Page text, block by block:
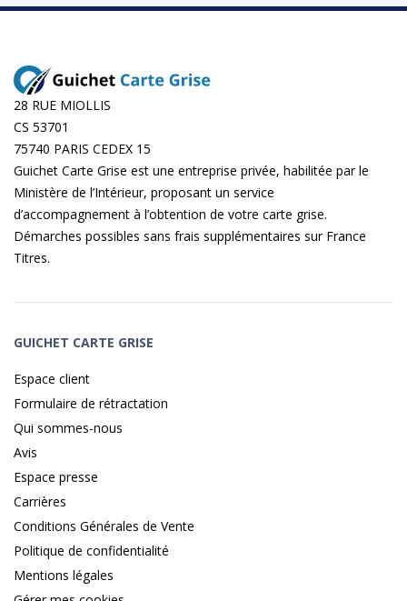
28 RUE MIOLLIS
CS 53701
75740 PARIS CEDEX 15
Guichet Carte Grise est une entreprise privée, habilitée par le
Ministère de l’Intérieur, proposant un service
d’accompagnement à l’obtention de votre carte grise.
Démarches possibles sans frais supplémentaires sur France
Titres.
GUICHET CARTE GRISE
Espace client
Formulaire de rétractation
Qui sommes-nous
Avis
Espace presse
Carrières
Conditions Générales de Vente
Politique de confidentialité
Mentions légales